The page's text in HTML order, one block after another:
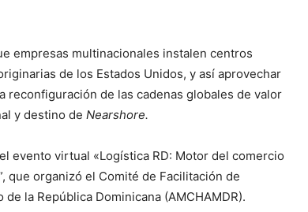
empresas multinacionales instalen centros
de los Estados Unidos, y así aprovechar
reconfiguración de las cadenas globales de valor
y destino de Nearshore.
evento virtual «Logística RD: Motor del comercio
que organizó el Comité de Facilitación de
la República Dominicana (AMCHAMDR).